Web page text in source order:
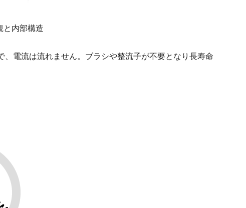
と内部構造
、電流は流れません。ブラシや整流子が不要となり長寿命